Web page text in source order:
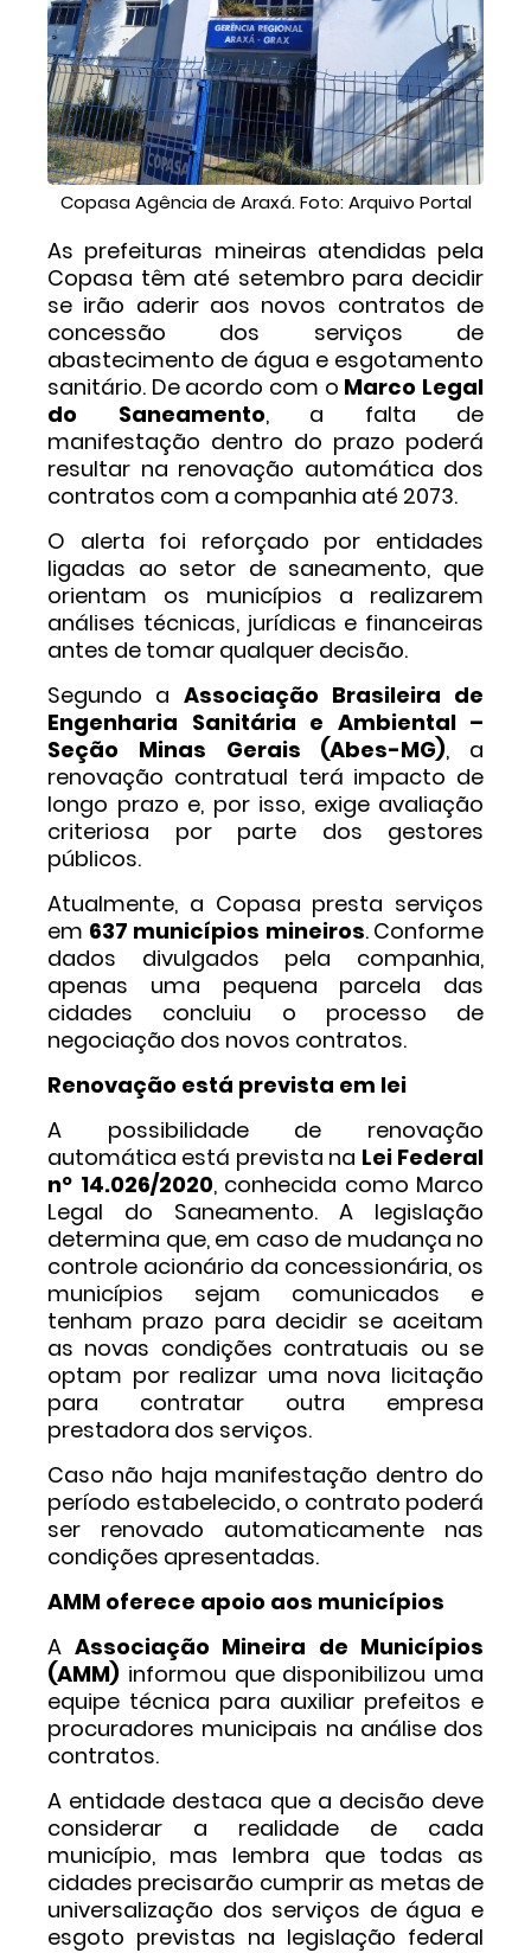
Copasa Agência de Araxá. Foto: Arquivo Portal
As prefeituras mineiras atendidas pela
Copasa têm até setembro para decidir
se irão aderir aos novos contratos de
concessão dos serviços de
abastecimento de água e esgotamento
sanitário. De acordo com o Marco Legal
do Saneamento, a falta de
manifestação dentro do prazo poderá
resultar na renovação automática dos
contratos com a companhia até 2073.
O alerta foi reforçado por entidades
ligadas ao setor de saneamento, que
orientam os municípios a realizarem
análises técnicas, jurídicas e financeiras
antes de tomar qualquer decisão.
Segundo a Associação Brasileira de
Engenharia Sanitária e Ambiental –
Seção Minas Gerais (Abes-MG), a
renovação contratual terá impacto de
longo prazo e, por isso, exige avaliação
criteriosa por parte dos gestores
públicos.
Atualmente, a Copasa presta serviços
em 637 municípios mineiros. Conforme
dados divulgados pela companhia,
apenas uma pequena parcela das
cidades concluiu o processo de
negociação dos novos contratos.
Renovação está prevista em lei
A possibilidade de renovação
automática está prevista na Lei Federal
nº 14.026/2020, conhecida como Marco
Legal do Saneamento. A legislação
determina que, em caso de mudança no
controle acionário da concessionária, os
municípios sejam comunicados e
tenham prazo para decidir se aceitam
as novas condições contratuais ou se
optam por realizar uma nova licitação
para contratar outra empresa
prestadora dos serviços.
Caso não haja manifestação dentro do
período estabelecido, o contrato poderá
ser renovado automaticamente nas
condições apresentadas.
AMM oferece apoio aos municípios
A Associação Mineira de Municípios
(AMM) informou que disponibilizou uma
equipe técnica para auxiliar prefeitos e
procuradores municipais na análise dos
contratos.
A entidade destaca que a decisão deve
considerar a realidade de cada
município, mas lembra que todas as
cidades precisarão cumprir as metas de
universalização dos serviços de água e
esgoto previstas na legislação federal